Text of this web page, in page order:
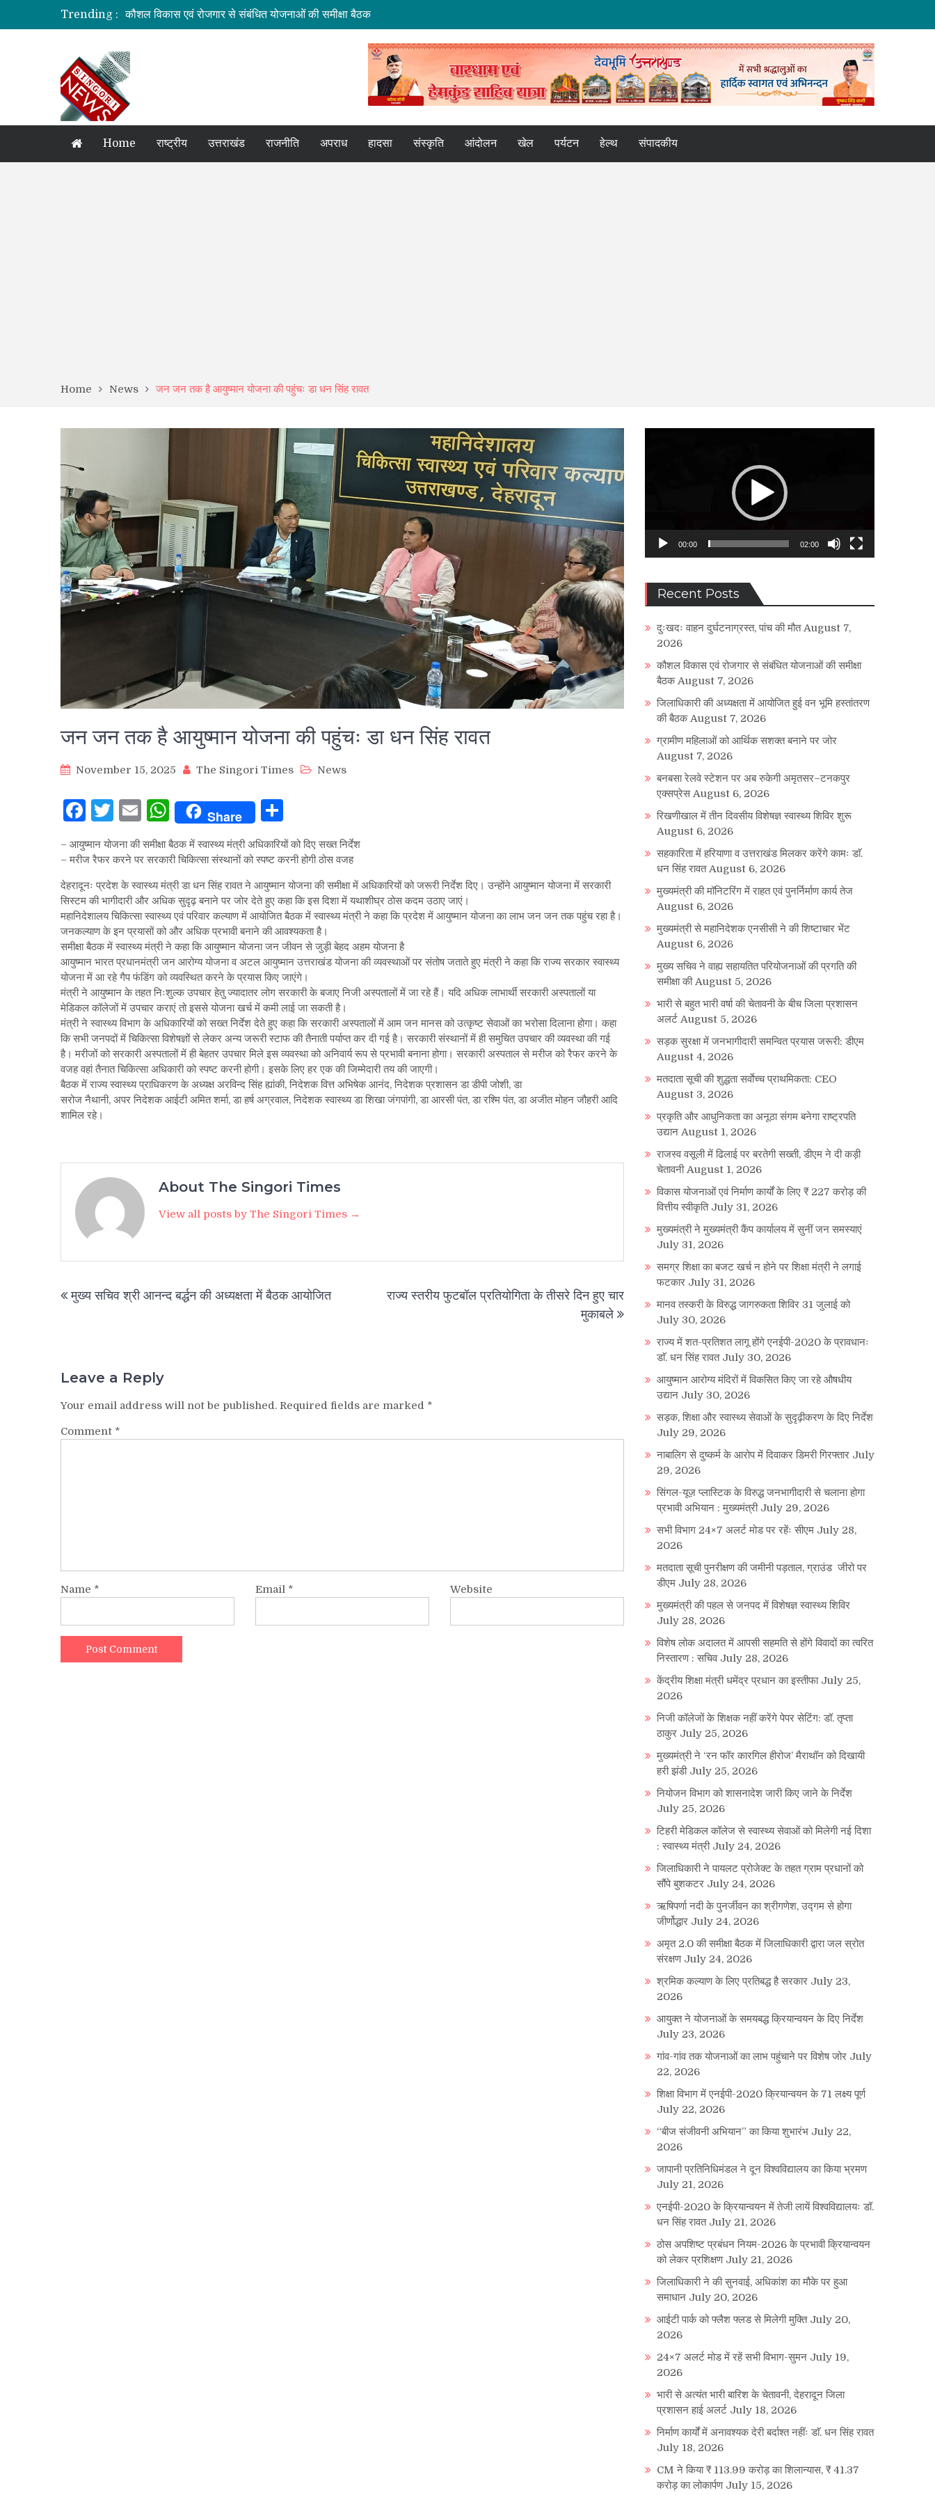
Trending :
कौशल विकास एवं रोजगार से संबंधित योजनाओं की समीक्षा बैठक
जिलाधिकारी की अध्यक्षता में आयोजित हुई वन भूमि हस्तांतरण की बैठक
बनबसा रेलवे स्टेशन पर अब रुकेगी अमृतसर–टनकपुर एक्सप्रेस
दुःखदः वाहन दुर्घटनाग्रस्त, पांच की मौत
Home राष्ट्रीय उत्तराखंड राजनीति अपराध हादसा संस्कृति आंदोलन खेल पर्यटन हेल्थ संपादकीय
Home News जन जन तक है आयुष्मान योजना की पहुंचः डा धन सिंह रावत
जन जन तक है आयुष्मान योजना की पहुंचः डा धन सिंह रावत
November 15, 2025 The Singori Times News
Facebook
Twitter
EmailWhatsApp
Share
– आयुष्मान योजना की समीक्षा बैठक में स्वास्थ्य मंत्री अधिकारियों को दिए सख्त निर्देश
– मरीज रैफर करने पर सरकारी चिकित्सा संस्थानों को स्पष्ट करनी होगी ठोस वजह
देहरादूनः प्रदेश के स्वास्थ्य मंत्री डा धन सिंह रावत ने आयुष्मान योजना की समीक्षा में अधिकारियों को जरूरी निर्देश दिए। उन्होंने आयुष्मान योजना में सरकारी
सिस्टम की भागीदारी और अधिक सुदृढ़ बनाने पर जोर देते हुए कहा कि इस दिशा में यथाशीघ्र ठोस कदम उठाए जाएं।
महानिदेशालय चिकित्सा स्वास्थ्य एवं परिवार कल्याण में आयोजित बैठक में स्वास्थ्य मंत्री ने कहा कि प्रदेश में आयुष्मान योजना का लाभ जन जन तक पहुंच रहा है।
जनकल्याण के इन प्रयासों को और अधिक प्रभावी बनाने की आवश्यकता है।
समीक्षा बैठक में स्वास्थ्य मंत्री ने कहा कि आयुष्मान योजना जन जीवन से जुड़ी बेहद अहम योजना है
आयुष्मान भारत प्रधानमंत्री जन आरोग्य योजना व अटल आयुष्मान उत्तराखंड योजना की व्यवस्थाओं पर संतोष जताते हुए मंत्री ने कहा कि राज्य सरकार स्वास्थ्य
योजना में आ रहे गैप फंडिंग को व्यवस्थित करने के प्रयास किए जाएंगे।
मंत्री ने आयुष्मान के तहत निःशुल्क उपचार हेतु ज्यादातर लोग सरकारी के बजाए निजी अस्पतालों में जा रहे हैं। यदि अधिक लाभार्थी सरकारी अस्पतालों या
मेडिकल कॉलेजों में उपचार कराएं तो इससे योजना खर्च में कमी लाई जा सकती है।
मंत्री ने स्वास्थ्य विभाग के अधिकारियों को सख्त निर्देश देते हुए कहा कि सरकारी अस्पतालों में आम जन मानस को उत्कृष्ट सेवाओं का भरोसा दिलाना होगा। कहा
कि सभी जनपदों में चिकित्सा विशेषज्ञों से लेकर अन्य जरूरी स्टाफ की तैनाती पर्याप्त कर दी गई है। सरकारी संस्थानों में ही समुचित उपचार की व्यवस्था की गई
है। मरीजों को सरकारी अस्पतालों में ही बेहतर उपचार मिले इस व्यवस्था को अनिवार्य रूप से प्रभावी बनाना होगा। सरकारी अस्पताल से मरीज को रैफर करने के
वजह वहां तैनात चिकित्सा अधिकारी को स्पष्ट करनी होगी। इसके लिए हर एक की जिम्मेदारी तय की जाएगी।
बैठक में राज्य स्वास्थ्य प्राधिकरण के अध्यक्ष अरविन्द सिंह ह्यांकी, निदेशक वित्त अभिषेक आनंद, निदेशक प्रशासन डा डीपी जोशी, डा
सरोज नैथानी, अपर निदेशक आईटी अमित शर्मा, डा हर्ष अग्रवाल, निदेशक स्वास्थ्य डा शिखा जंगपांगी, डा आरसी पंत, डा रश्मि पंत, डा अजीत मोहन जौहरी आदि
शामिल रहे।
About The Singori Times
View all posts by The Singori Times →
navigation
मुख्य सचिव श्री आनन्द बर्द्धन की अध्यक्षता में बैठक आयोजित
राज्य स्तरीय फुटबॉल प्रतियोगिता के तीसरे दिन हुए चार
मुकाबले
Leave a Reply
Your email address will not be published. Required fields are marked *
Comment *
Name * Email * Website
00:00 02:00
Recent Posts
दुःखदः वाहन दुर्घटनाग्रस्त, पांच की मौत August 7,
2026
कौशल विकास एवं रोजगार से संबंधित योजनाओं की समीक्षा
बैठक August 7, 2026
जिलाधिकारी की अध्यक्षता में आयोजित हुई वन भूमि हस्तांतरण
की बैठक August 7, 2026
ग्रामीण महिलाओं को आर्थिक सशक्त बनाने पर जोर
August 7, 2026
बनबसा रेलवे स्टेशन पर अब रुकेगी अमृतसर–टनकपुर
एक्सप्रेस August 6, 2026
रिखणीखाल में तीन दिवसीय विशेषज्ञ स्वास्थ्य शिविर शुरू
August 6, 2026
सहकारिता में हरियाणा व उत्तराखंड मिलकर करेंगे कामः डाॅ.
धन सिंह रावत August 6, 2026
मुख्यमंत्री की मॉनिटरिंग में राहत एवं पुनर्निर्माण कार्य तेज
August 6, 2026
मुख्यमंत्री से महानिदेशक एनसीसी ने की शिष्टाचार भेंट
August 6, 2026
मुख्य सचिव ने वाह्य सहायतित परियोजनाओं की प्रगति की
समीक्षा की August 5, 2026
भारी से बहुत भारी वर्षा की चेतावनी के बीच जिला प्रशासन
अलर्ट August 5, 2026
सड़क सुरक्षा में जनभागीदारी समन्वित प्रयास जरूरी: डीएम
August 4, 2026
मतदाता सूची की शुद्धता सर्वाेच्च प्राथमिकता: CEO
August 3, 2026
प्रकृति और आधुनिकता का अनूठा संगम बनेगा राष्ट्रपति
उद्यान August 1, 2026
राजस्व वसूली में ढिलाई पर बरतेगी सख्ती, डीएम ने दी कड़ी
चेतावनी August 1, 2026
विकास योजनाओं एवं निर्माण कार्यों के लिए ₹ 227 करोड़ की
वित्तीय स्वीकृति July 31, 2026
मुख्यमंत्री ने मुख्यमंत्री कैंप कार्यालय में सुनीं जन समस्याएं
July 31, 2026
समग्र शिक्षा का बजट खर्च न होने पर शिक्षा मंत्री ने लगाई
फटकार July 31, 2026
मानव तस्करी के विरुद्ध जागरुकता शिविर 31 जुलाई को
July 30, 2026
राज्य में शत-प्रतिशत लागू होंगे एनईपी-2020 के प्रावधानः
डाॅ. धन सिंह रावत July 30, 2026
आयुष्मान आरोग्य मंदिरों में विकसित किए जा रहे औषधीय
उद्यान July 30, 2026
सड़क, शिक्षा और स्वास्थ्य सेवाओं के सुदृढ़ीकरण के दिए निर्देश
July 29, 2026
नाबालिग से दुष्कर्म के आरोप में दिवाकर डिमरी गिरफ्तार July
29, 2026
सिंगल-यूज़ प्लास्टिक के विरुद्ध जनभागीदारी से चलाना होगा
प्रभावी अभियान : मुख्यमंत्री July 29, 2026
सभी विभाग 24×7 अलर्ट मोड पर रहेंः सीएम July 28,
2026
मतदाता सूची पुनरीक्षण की जमीनी पड़ताल, ग्राउंड जीरो पर
डीएम July 28, 2026
मुख्यमंत्री की पहल से जनपद में विशेषज्ञ स्वास्थ्य शिविर
July 28, 2026
विशेष लोक अदालत में आपसी सहमति से होंगे विवादों का त्वरित
निस्तारण : सचिव July 28, 2026
केंद्रीय शिक्षा मंत्री धमेंद्र प्रधान का इस्तीफा July 25,
2026
निजी कॉलेजों के शिक्षक नहीं करेंगे पेपर सेटिंग: डॉ. तृप्ता
ठाकुर July 25, 2026
मुख्यमंत्री ने ‘रन फॉर कारगिल हीरोज’ मैराथॉन को दिखायी
हरी झंडी July 25, 2026
नियोजन विभाग को शासनादेश जारी किए जाने के निर्देश
July 25, 2026
टिहरी मेडिकल कॉलेज से स्वास्थ्य सेवाओं को मिलेगी नई दिशा
: स्वास्थ्य मंत्री July 24, 2026
जिलाधिकारी ने पायलट प्रोजेक्ट के तहत ग्राम प्रधानों को
सौंपे बुशकटर July 24, 2026
ऋषिपर्णा नदी के पुनर्जीवन का श्रीगणेश, उद्गम से होगा
जीर्णोद्धार July 24, 2026
अमृत 2.0 की समीक्षा बैठक में जिलाधिकारी द्वारा जल स्रोत
संरक्षण July 24, 2026
श्रमिक कल्याण के लिए प्रतिबद्ध है सरकार July 23,
2026
आयुक्त ने योजनाओं के समयबद्ध क्रियान्वयन के दिए निर्देश
July 23, 2026
गांव-गांव तक योजनाओं का लाभ पहुंचाने पर विशेष जोर July
22, 2026
शिक्षा विभाग में एनईपी-2020 क्रियान्वयन के 71 लक्ष्य पूर्ण
July 22, 2026
“बीज संजीवनी अभियान” का किया शुभारंभ July 22,
2026
जापानी प्रतिनिधिमंडल ने दून विश्वविद्यालय का किया भ्रमण
July 21, 2026
एनईपी-2020 के क्रियान्वयन में तेजी लायें विश्वविद्यालयः डॉ.
धन सिंह रावत July 21, 2026
ठोस अपशिष्ट प्रबंधन नियम-2026 के प्रभावी क्रियान्वयन
को लेकर प्रशिक्षण July 21, 2026
जिलाधिकारी ने की सुनवाई, अधिकांश का मौके पर हुआ
समाधान July 20, 2026
आईटी पार्क को फ्लैश फ्लड से मिलेगी मुक्ति July 20,
2026
24×7 अलर्ट मोड में रहें सभी विभाग-सुमन July 19,
2026
भारी से अत्यंत भारी बारिश के चेतावनी, देहरादून जिला
प्रशासन हाई अलर्ट July 18, 2026
निर्माण कार्यों में अनावश्यक देरी बर्दाश्त नहींः डाॅ. धन सिंह रावत
July 18, 2026
CM ने किया ₹ 113.99 करोड़ का शिलान्यास, ₹ 41.37
करोड़ का लोकार्पण July 15, 2026